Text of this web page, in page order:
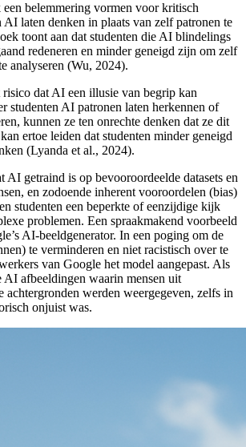
belemmering vormen voor kritisch
AI laten denken in plaats van zelf patronen te
toont aan dat studenten die AI blindelings
redeneren en minder geneigd zijn om zelf
analyseren (Wu, 2024).
risico dat AI een illusie van begrip kan
studenten AI patronen laten herkennen of
kunnen ze ten onrechte denken dat ze dit
ertoe leiden dat studenten minder geneigd
(Lyanda et al., 2024).
AI getraind is op bevooroordeelde datasets en
en zodoende inherent vooroordelen (bias)
studenten een beperkte of eenzijdige kijk
problemen. Een spraakmakend voorbeeld
AI-beeldgenerator. In een poging om de
te verminderen en niet racistisch over te
van Google het model aangepast. Als
AI afbeeldingen waarin mensen uit
achtergronden werden weergegeven, zelfs in
onjuist was.